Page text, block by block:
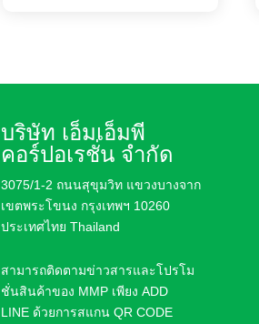
บริษัท เอ็มเอ็มพี
คอร์ปอเรชั่น จำกัด
3075/1-2 ถนนสุขุมวิท แขวงบางจาก
เขตพระโขนง กรุงเทพฯ 10260
ประเทศไทย Thailand
สามารถติดตามข่าวสารและโปรโม
ชั่นสินค้าของ MMP เพียง ADD
LINE ด้วยการสแกน QR CODE